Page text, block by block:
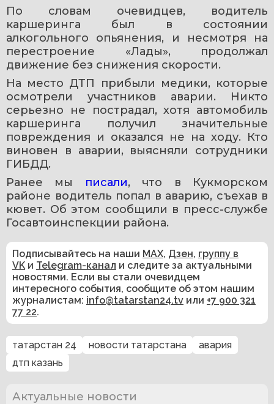
По словам очевидцев, водитель
каршеринга был в состоянии
алкогольного опьянения, и несмотря на
перестроение «Лады», продолжал
движение без снижения скорости.
На место ДТП прибыли медики, которые
осмотрели участников аварии. Никто
серьезно не пострадал, хотя автомобиль
каршеринга получил значительные
повреждения и оказался не на ходу. Кто
виновен в аварии, выясняли сотрудники
ГИБДД.
Ранее мы писали, что в Кукморском
районе водитель попал в аварию, съехав в
кювет. Об этом сообщили в пресс-службе
Госавтоинспекции района.
Подписывайтесь на наши MAX, Дзен, группу в
VK и Telegram-канал и следите за актуальными
новостями. Если вы стали очевидцем
интересного события, сообщите об этом нашим
журналистам: info@tatarstan24.tv или +7 900 321
77 22.
татарстан 24 новости татарстана
авария
дтп казань
Актуальные новости